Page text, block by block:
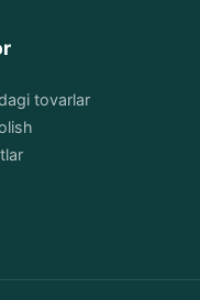
tovarlar